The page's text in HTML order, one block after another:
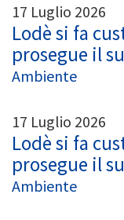
17 Luglio 2026
Lodè si fa
prosegue il
Ambiente
17 Luglio 2026
Lodè si fa
prosegue il
Ambiente